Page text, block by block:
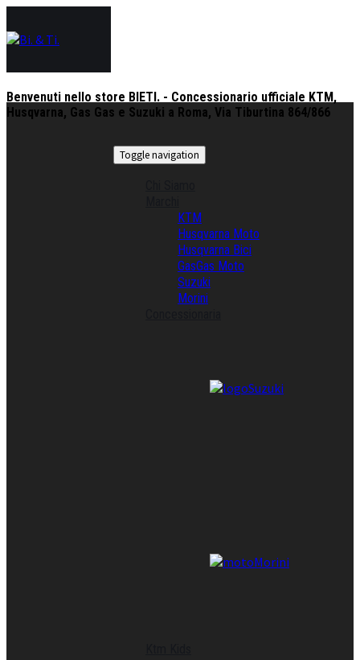
Benvenuti nello store BIETI. - Concessionario ufficiale KTM,
Husqvarna, Gas Gas e Suzuki a Roma, Via Tiburtina 864/866
Toggle navigation
KTM
Husqvarna Moto
Husqvarna Bici
GasGas Moto
Suzuki
Morini